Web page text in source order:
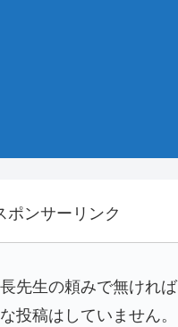
ポンサーリンク
先生の頼みで無ければ
投稿はしていません。